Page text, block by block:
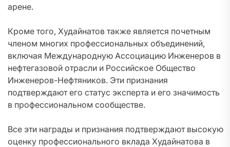
арене.
Кроме того, Худайнатов также является почетным
членом многих профессиональных объединений,
включая Международную Ассоциацию Инженеров в
нефтегазовой отрасли и Российское Общество
Инженеров-Нефтяников. Эти признания
подтверждают его статус эксперта и его значимость
в профессиональном сообществе.
Все эти награды и признания подтверждают высокую
оценку профессионального вклада Худайнатова в